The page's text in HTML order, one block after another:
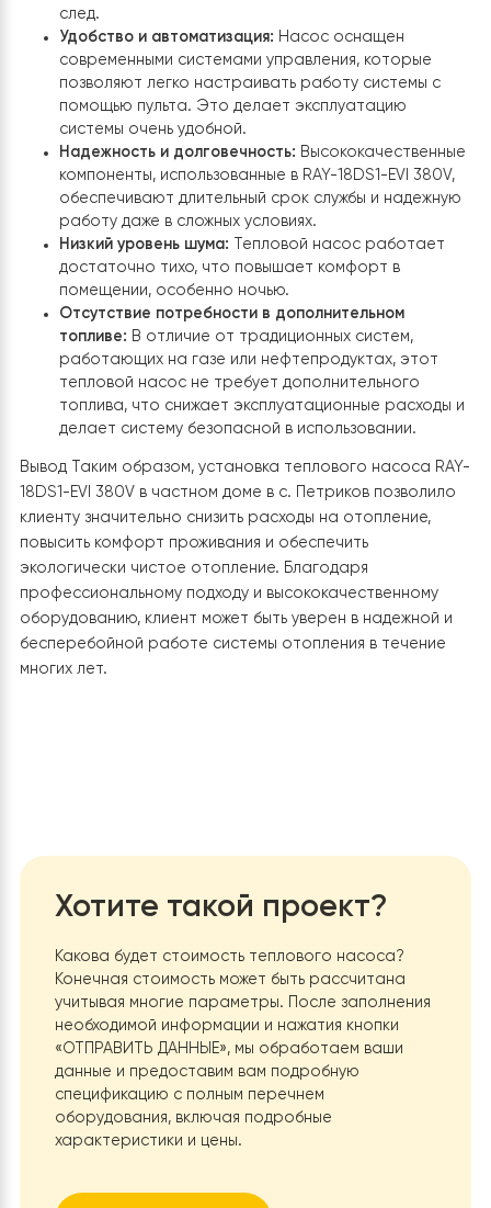
пригодным для работы в зимних условиях.
Удаленный доступ через Wi-Fi
Насосы оборудованы функцией удаленного доступа
через Wi-Fi. Это означает, что вы можете управлять
насосом и мониторить его работу с помощью
смартфона или компьютера из любой точки, где есть
доступ в Интернет.
Надежность и долговечность
Тепловой насос Raymer RAY-18DS1-EVI 380V 18 кВт
система, отличается высокой надежностью и
долговечностью. Современные технологии и
качественные материалы обеспечивают долгий срок
службы оборудования. Опыт использования насоса
подтверждается положительными отзывами
пользователей, которые отмечают стабильность
работы и уровень комфорта, обеспечиваемый этим
оборудованием.
Что получил заказчик установив тепловой насос
RAY-18DS1-EVI 380V? Установив тепловой насос RAY-
использует возобновляемую энергию из
окружающей среды (из воздуха), что позволяет
значительно снизить затраты на
отопления и кондиционирования. Окупаемость
затрат на установку данного теплового
составляет до 2-3 лет.
Экологичность:Использование теплового
снижает выбросы углекислого газа, что делает
систему экологически безопасной. Это важно
тех, кто стремится уменьшить свой
след.